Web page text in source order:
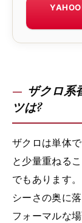
ザクロ系
ツは?
ザクロは単体
と少量重ねる
でもあります
シーさの奥に
フォーマルな